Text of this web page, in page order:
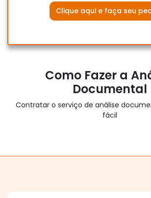
Clique aqui e faça seu
Como Fazer a
Documental
Contratar o serviço de análise
fácil